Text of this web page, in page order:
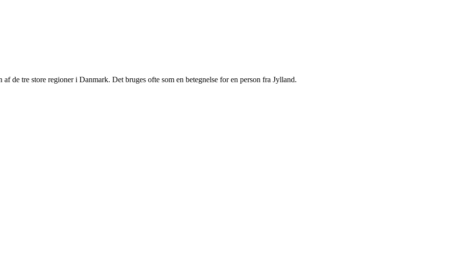
de tre store regioner i Danmark. Det bruges ofte som en betegnelse for en person fra Jylland.